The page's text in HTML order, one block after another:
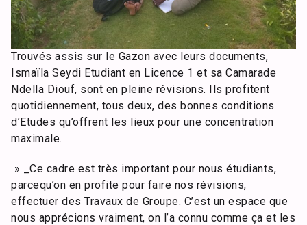
Trouvés assis sur le Gazon avec leurs documents,
Ismaïla Seydi Etudiant en Licence 1 et sa Camarade
Ndella Diouf, sont en pleine révisions. Ils profitent
quotidiennement, tous deux, des bonnes conditions
d’Etudes qu’offrent les lieux pour une concentration
maximale.
» _Ce cadre est très important pour nous étudiants,
parcequ’on en profite pour faire nos révisions,
effectuer des Travaux de Groupe. C’est un espace que
nous apprécions vraiment, on l’a connu comme ça et les